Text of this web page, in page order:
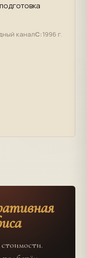
каналС:1996 г.